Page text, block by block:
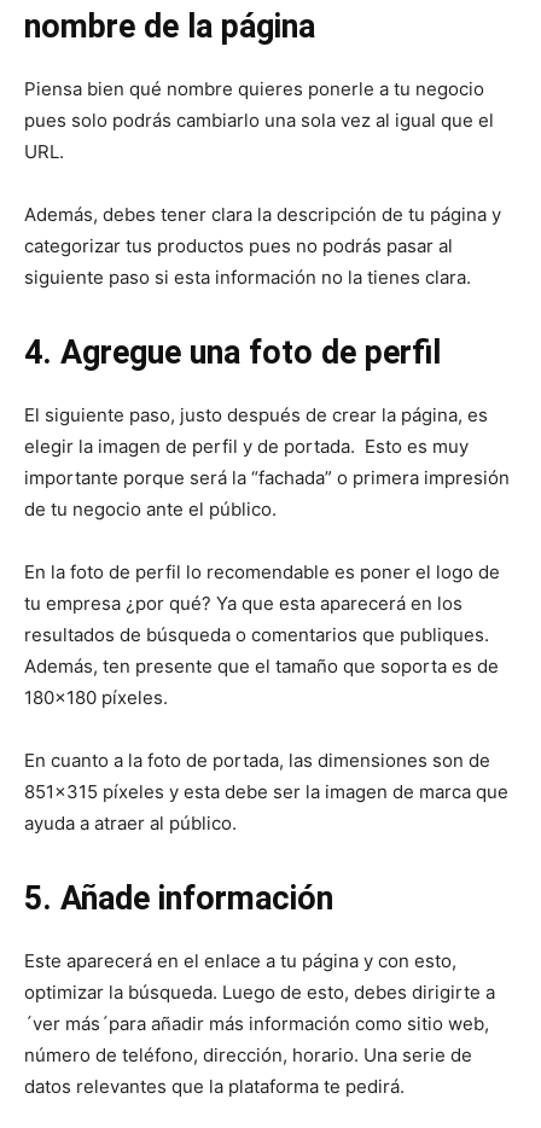
nombre de la página
Piensa bien qué nombre quieres ponerle a tu negocio
pues solo podrás cambiarlo una sola vez al igual que el
URL.
Además, debes tener clara la descripción de tu página y
categorizar tus productos pues no podrás pasar al
siguiente paso si esta información no la tienes clara.
4. Agregue una foto de perfil
El siguiente paso, justo después de crear la página, es
elegir la imagen de perfil y de portada. Esto es muy
importante porque será la “fachada” o primera impresión
de tu negocio ante el público.
En la foto de perfil lo recomendable es poner el logo de
tu empresa ¿por qué? Ya que esta aparecerá en los
resultados de búsqueda o comentarios que publiques.
Además, ten presente que el tamaño que soporta es de
180×180 píxeles.
En cuanto a la foto de portada, las dimensiones son de
851×315 píxeles y esta debe ser la imagen de marca que
ayuda a atraer al público.
5. Añade información
Este aparecerá en el enlace a tu página y con esto,
optimizar la búsqueda. Luego de esto, debes dirigirte a
´ver más´para añadir más información como sitio web,
número de teléfono, dirección, horario. Una serie de
datos relevantes que la plataforma te pedirá.